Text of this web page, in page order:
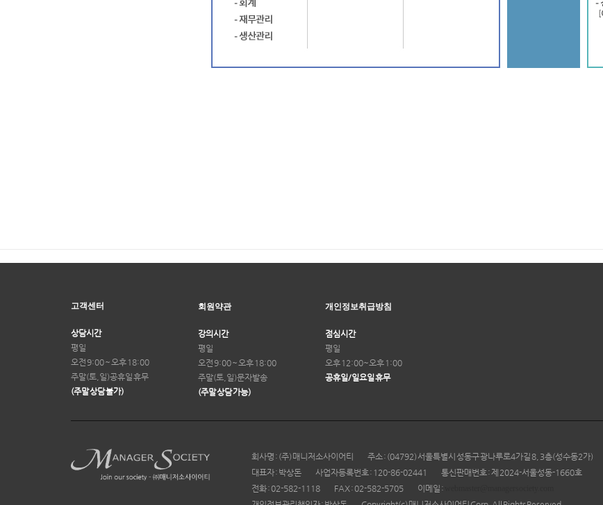
고객센터
상담시간
평일
오전 9:00 ~ 오후 18:00
주말(토,일)공휴일 휴무
(주말 상담 불가)
회원약관
강의시간
평일
오전 9:00 ~ 오후 18:00
주말(토,일)문자발송
(주말 상담 가능)
개인정보취급방침
점심시간
평일
오후 12:00~오후 1:00
공휴일/일요일 휴무
회사명 : (주) 매니저소사이어티
주소 : (04792) 서울특별시 성동구 광나루로4가길 8, 3층(성수동2가)
대표자 : 박상돈
사업자등록번호 : 120-86-02441
통신판매번호 : 제 2024-서울성동-1660호
전화 : 02-582-1118
FAX : 02-582-5705 이메일 :